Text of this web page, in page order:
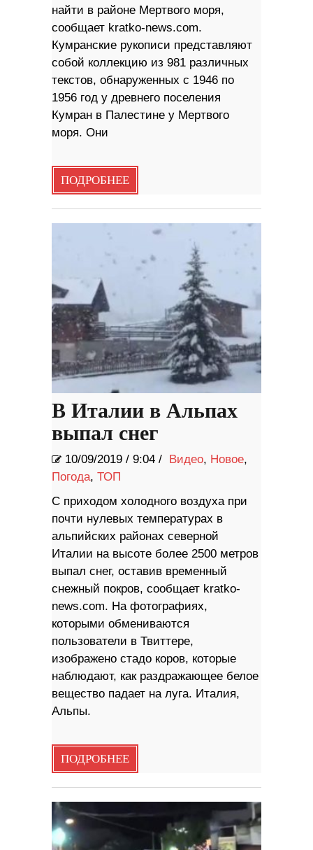
найти в районе Мертвого моря,
сообщает kratko-news.com.
Кумранские рукописи представляют
собой коллекцию из 981 различных
текстов, обнаруженных с 1946 по
1956 год у древнего поселения
Кумран в Палестине у Мертвого
моря. Они
ПОДРОБНЕЕ
В Италии в Альпах
выпал снег
10/09/2019 / 9:04 / Видео, Новое,
Погода, ТОП
С приходом холодного воздуха при
почти нулевых температурах в
альпийских районах северной
Италии на высоте более 2500 метров
выпал снег, оставив временный
снежный покров, сообщает kratko-
news.com. На фотографиях,
которыми обмениваются
пользователи в Твиттере,
изображено стадо коров, которые
наблюдают, как раздражающее белое
вещество падает на луга. Италия,
Альпы.
ПОДРОБНЕЕ